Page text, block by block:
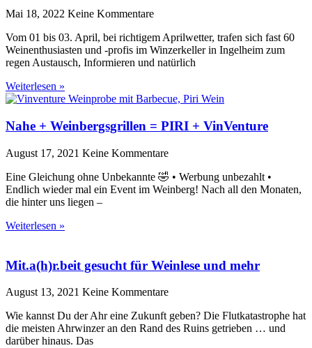
Mai 18, 2022 Keine Kommentare
Vom 01 bis 03. April, bei richtigem Aprilwetter, trafen sich fast 60
Weinenthusiasten und -profis im Winzerkeller in Ingelheim zum
regen Austausch, Informieren und natürlich
Weiterlesen »
Nahe + Weinbergsgrillen = PIRI + VinVenture
August 17, 2021 Keine Kommentare
Eine Gleichung ohne Unbekannte 🤣 • Werbung unbezahlt •
Endlich wieder mal ein Event im Weinberg! Nach all den Monaten,
die hinter uns liegen –
Weiterlesen »
Mit.a(h)r.beit gesucht für Weinlese und mehr
August 13, 2021 Keine Kommentare
Wie kannst Du der Ahr eine Zukunft geben? Die Flutkatastrophe hat
die meisten Ahrwinzer an den Rand des Ruins getrieben … und
darüber hinaus. Das